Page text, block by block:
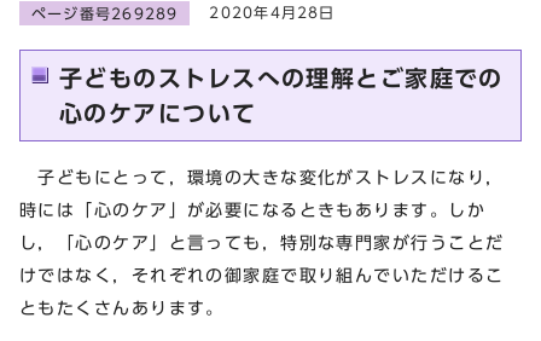
ページ番号269289 2020年4月28日
子どものストレスへの理解とご家庭での
心のケアについて
子どもにとって，環境の大きな変化がストレスになり，
時には「心のケア」が必要になるときもあります。しか
し，「心のケア」と言っても，特別な専⾨家が⾏うことだ
けではなく，それぞれの御家庭で取り組んでいただけるこ
ともたくさんあります。